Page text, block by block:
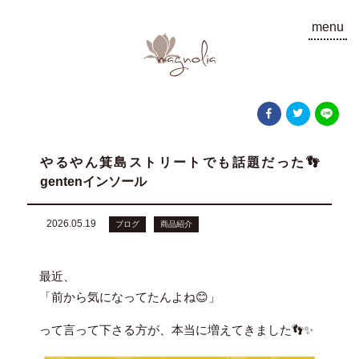
menu
やるやん箕島ストリートでも話題だった👣
gentenインソール
2026.05.19 ブログ 商品紹介
最近、
「前から気になってたんよね😊」
って言って下さる方が、本当に増えてきました👣✨